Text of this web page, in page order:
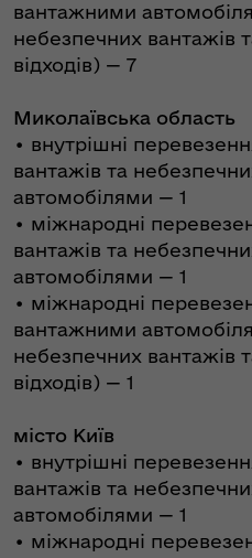
вантажними
небезпечних вантажів
відходів) — 7
Миколаївська область
•⁠ внутрішні
вантажів та
автомобілями — 1
•⁠ міжнародні
вантажів та
автомобілями — 1
•⁠ міжнародні
вантажними
небезпечних вантажів
відходів) — 1
місто Київ
•⁠ внутрішні
вантажів та
автомобілями — 1
•⁠ міжнародні